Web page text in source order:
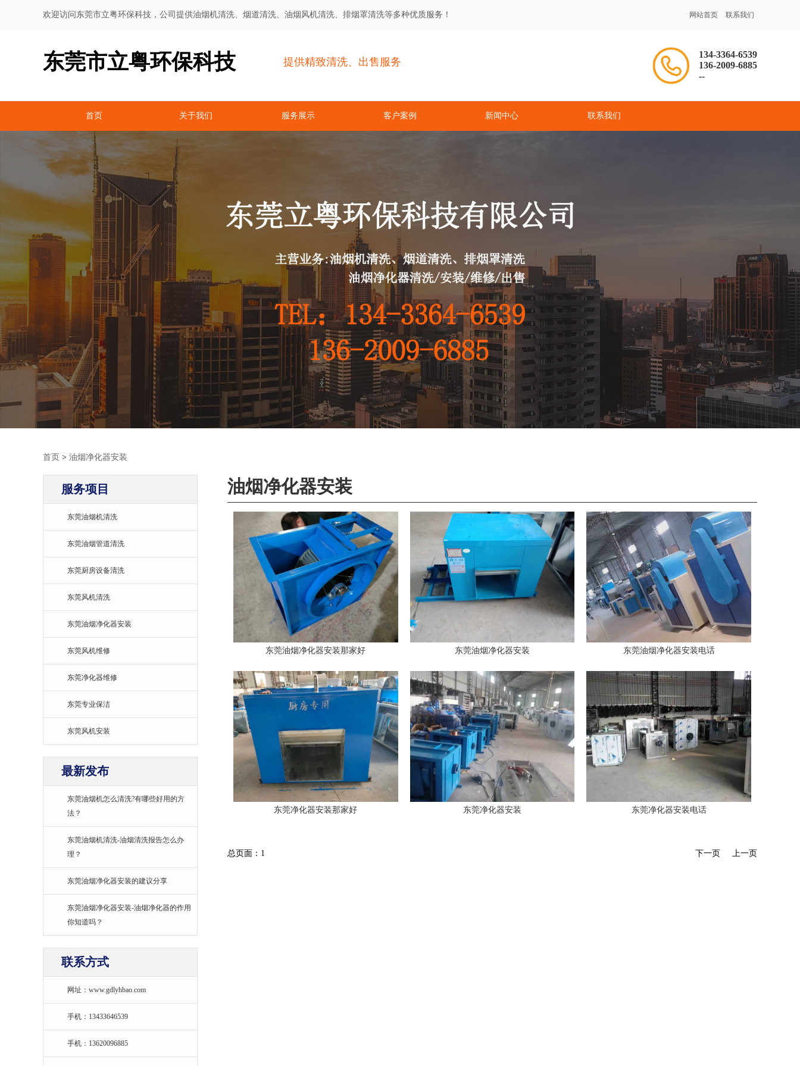
欢迎访问东莞市立粤环保科技，公司提供油烟机清洗、烟道清洗、油烟风机清洗、排烟罩清洗等多种优质服务！ 网站首页 联系我们
东莞市立粤环保科技 提供精致清洗、出售服务
134-3364-6539
136-2009-6885
--
首页 关于我们 服务展示 客户案例 新闻中心 联系我们
首页 > 油烟净化器安装
服务项目
东莞油烟机清洗
东莞油烟管道清洗
东莞厨房设备清洗
东莞风机清洗
东莞油烟净化器安装
东莞风机维修
东莞净化器维修
东莞专业保洁
东莞风机安装
最新发布
东莞油烟机怎么清洗?有哪些好用的方
法？
东莞油烟机清洗-油烟清洗报告怎么办
理？
东莞油烟净化器安装的建议分享
东莞油烟净化器安装-油烟净化器的作用
你知道吗？
联系方式
网址：www.gdlyhbao.com
手机：13433646539
手机：13620096885
油烟净化器安装
东莞油烟净化器安装那家好 东莞油烟净化器安装 东莞油烟净化器安装电话
东莞净化器安装那家好 东莞净化器安装 东莞净化器安装电话
总页面：1 上一页
下一页